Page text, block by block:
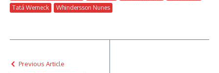
Tatá Werneck
Whindersson Nunes
Previous Article